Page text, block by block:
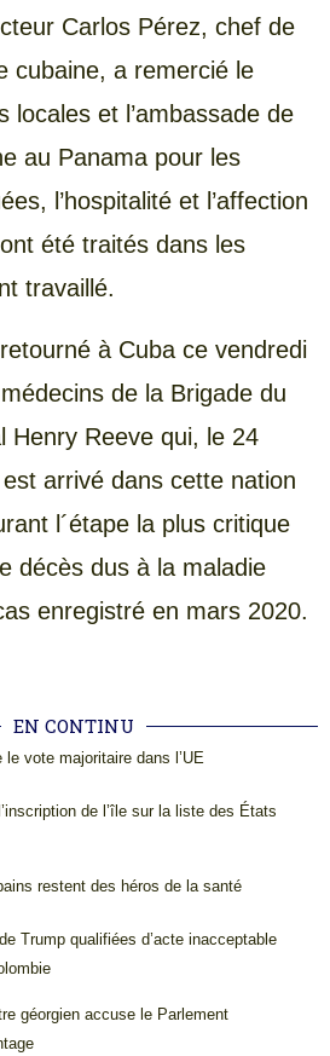
Carlos Pérez, chef de
cubaine, a remercié le
locales et l’ambassade de
au Panama pour les
l’hospitalité et l’affection
été traités dans les
travaillé.
à Cuba ce vendredi
de la Brigade du
Henry Reeve qui, le 24
arrivé dans cette nation
l´étape la plus critique
décès dus à la maladie
enregistré en mars 2020.
EN CONTINU
le vote majoritaire dans l’UE
de l’île sur la liste des États
restent des héros de la santé
Trump qualifiées d’acte inacceptable
géorgien accuse le Parlement